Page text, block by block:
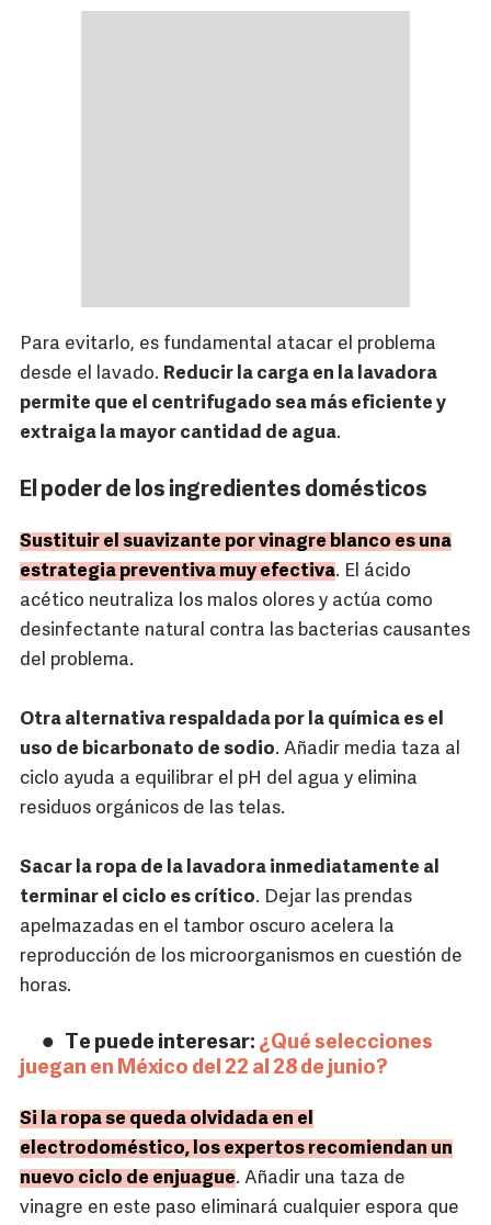
Para evitarlo, es fundamental atacar el problema
desde el lavado. Reducir la carga en la lavadora
permite que el centrifugado sea más eficiente y
extraiga la mayor cantidad de agua.
El poder de los ingredientes domésticos
Sustituir el suavizante por vinagre blanco es una
estrategia preventiva muy efectiva. El ácido
acético neutraliza los malos olores y actúa como
desinfectante natural contra las bacterias causantes
del problema.
Otra alternativa respaldada por la química es el
uso de bicarbonato de sodio. Añadir media taza al
ciclo ayuda a equilibrar el pH del agua y elimina
residuos orgánicos de las telas.
Sacar la ropa de la lavadora inmediatamente al
terminar el ciclo es crítico. Dejar las prendas
apelmazadas en el tambor oscuro acelera la
reproducción de los microorganismos en cuestión de
horas.
Te puede interesar: ¿Qué selecciones
juegan en México del 22 al 28 de junio?
Si la ropa se queda olvidada en el
electrodoméstico, los expertos recomiendan un
nuevo ciclo de enjuague. Añadir una taza de
vinagre en este paso eliminará cualquier espora que